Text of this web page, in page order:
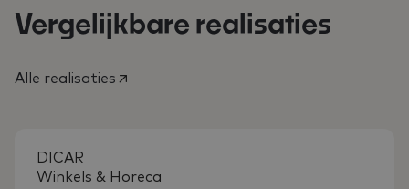
Vergelijkbare realisaties
Alle realisaties
DICAR
Winkels & Horeca